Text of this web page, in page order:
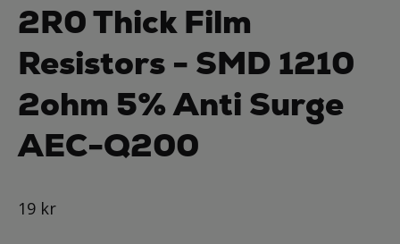
2R0 Thick Film
Resistors - SMD 1210
2ohm 5% Anti Surge
AEC-Q200
19 kr